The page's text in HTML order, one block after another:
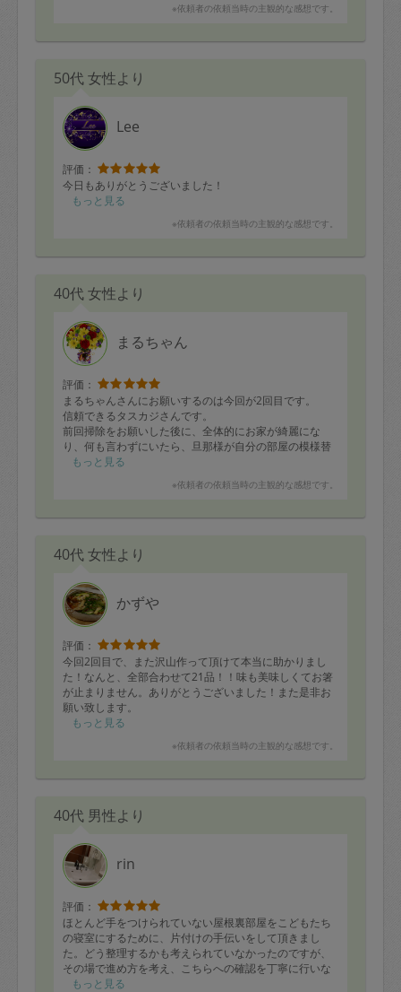
※依頼者の依頼当時の主観的な感想です。
50代 女性より
Lee
評価：
今日もありがとうございました！
もっと見る
※依頼者の依頼当時の主観的な感想です。
40代 女性より
まるちゃん
評価：
まるちゃんさんにお願いするのは今回が2回目です。
信頼できるタスカジさんです。
前回掃除をお願いした後に、全体的にお家が綺麗にな
り、何も言わずにいたら、旦那様が自分の部屋の模様替
え、片付けを始めました
頻度が増し 暇を見つけては整える日々に。
定期的に刺激をもらいに頼みたいと考えています。
今回もありがとうございました
もっと見る
※依頼者の依頼当時の主観的な感想です。
40代 女性より
かずや
評価：
今回2回目で、また沢山作って頂けて本当に助かりまし
た！なんと、全部合わせて21品！！味も美味しくてお箸
が止まりません。ありがとうございました！また是非お
願い致します。
もっと見る
※依頼者の依頼当時の主観的な感想です。
40代 男性より
rin
評価：
ほとんど手をつけられていない屋根裏部屋をこどもたち
の寝室にするために、片付けの手伝いをして頂きまし
た。どう整理するかも考えられていなかったのですが、
その場で進め方を考え、こちらへの確認を丁寧に行いな
がら作業をして頂けたのが大変有り難かったです。おも
もっと見る